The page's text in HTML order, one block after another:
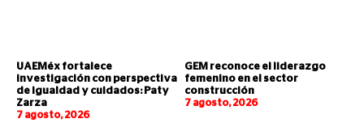
UAEMéx fortalece
investigación con perspectiva
de igualdad y cuidados: Paty
Zarza
7 agosto, 2026
GEM reconoce el liderazgo
femenino en el sector
construcción
7 agosto, 2026